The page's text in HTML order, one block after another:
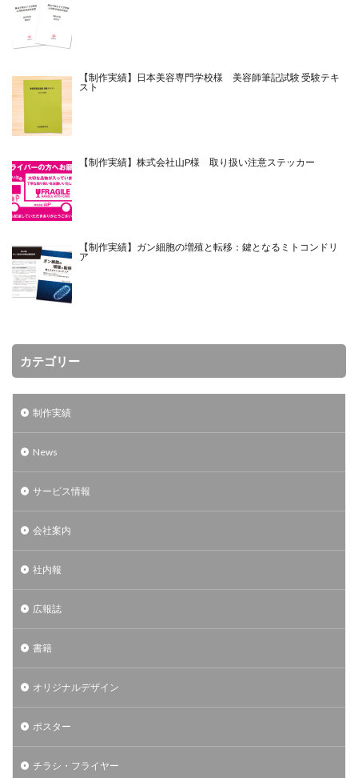
【制作実績】日本美容専門学校様 美容師筆記試験 受験テキ
スト
【制作実績】株式会社山P様 取り扱い注意ステッカー
【制作実績】ガン細胞の増殖と転移：鍵となるミトコンドリ
ア
カテゴリー
制作実績
News
サービス情報
会社案内
社内報
広報誌
書籍
オリジナルデザイン
ポスター
チラシ・フライヤー